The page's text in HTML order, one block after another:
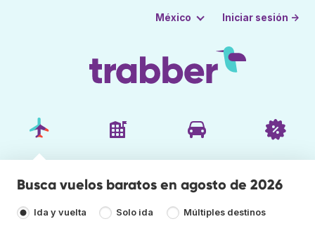
México Iniciar sesión →
Busca vuelos baratos en agosto de 2026
Ida y vuelta Solo ida Múltiples destinos